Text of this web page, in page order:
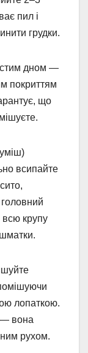
пил і
грудки.
дном —
покриттям
що
всипайте
всю крупу
лопаткою.
— вона
рухом.